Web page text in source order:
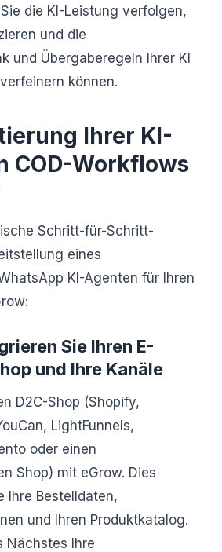
die KI-Leistung verfolgen,
und die
und Übergaberegeln Ihrer KI
können.
Ihrer KI-
COD-Workflows
Schritt-für-Schritt-
eines
KI-Agenten für Ihren
Sie Ihren E-
und Ihre Kanäle
D2C-Shop (Shopify,
LightFunnels,
oder einen
Shop) mit eGrow. Dies
Ihre Bestelldaten,
und Ihren Produktkatalog.
Nächstes Ihre